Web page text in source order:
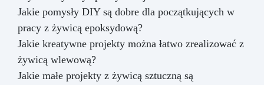
Jakie pomysły DIY są dobre dla początkujących w
pracy z żywicą epoksydową?
Jakie kreatywne projekty można łatwo zrealizować z
żywicą wlewową?
Jakie małe projekty z żywicą sztuczną są